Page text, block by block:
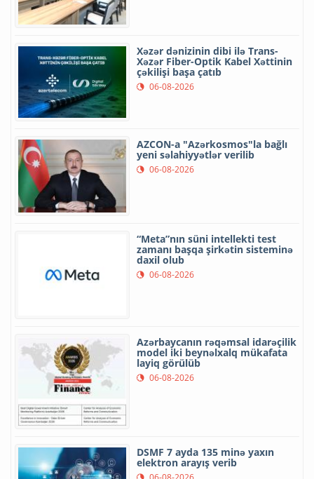
Xəzər dənizinin dibi ilə Trans-
Xəzər Fiber-Optik Kabel Xəttinin
çəkilişi başa çatıb
06-08-2026
AZCON-a "Azərkosmos"la bağlı
yeni səlahiyyətlər verilib
06-08-2026
“Meta”nın süni intellekti test
zamanı başqa şirkətin sisteminə
daxil olub
06-08-2026
Azərbaycanın rəqəmsal idarəçilik
model iki beynəlxalq mükafata
layiq görülüb
06-08-2026
DSMF 7 ayda 135 minə yaxın
elektron arayış verib